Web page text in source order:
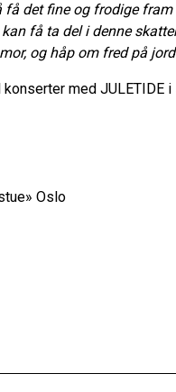
få det fine og frodige
få ta del i denne
og håp om fred på
med JULETIDE
Oslo